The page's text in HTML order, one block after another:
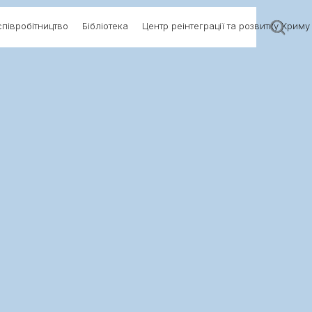
Бібліотека Центр реінтеграції та розвитку Криму